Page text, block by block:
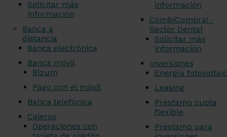
Solicitar más
información
Banca a
distancia
Banca electrónica
Banca móvil
Bizum
Pago con el móvil
Banca telefónica
Cajeros
Operaciones con
información
CombiCompra! -
Sector Dental
Solicitar más
información
Inversiones
Energía
Leasing
Préstamo cuota
flexible
Préstamo para